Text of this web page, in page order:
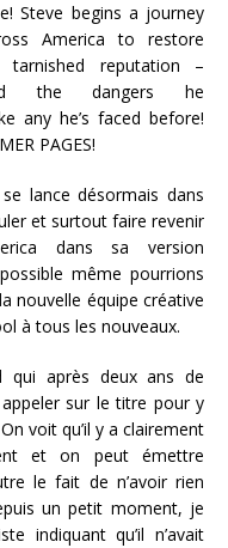
Steve begins a journey
America to restore
tarnished reputation –
the dangers he
any he’s faced before!
PAGES!
lance désormais dans
et surtout faire revenir
dans sa version
même pourrions
nouvelle équipe créative
à tous les nouveaux.
qui après deux ans de
sur le titre pour y
voit qu’il y a clairement
et on peut émettre
le fait de n’avoir rien
un petit moment, je
indiquant qu’il n’avait